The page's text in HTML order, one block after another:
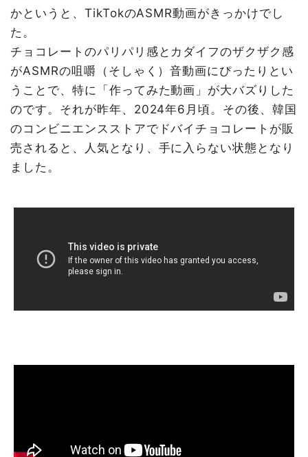
かというと、TikTokのASMR動画がきっかけでし
た。
チョコレートのパリパリ感とカダイフのザクザク感
がASMRの咀嚼（そしゃく）音動画にぴったりとい
うことで、特に「作ってみた動画」が大バズりした
のです。それが昨年、2024年6月頃。その後、韓国
のコンビニエンスストアでドバイチョコレートが販
売されると、人気となり、手に入らない状態となり
ました。